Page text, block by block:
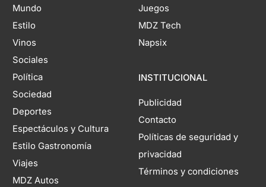
Mundo
Estilo
Vinos
Sociales
Política
Sociedad
Deportes
Espectáculos y Cultura
Estilo Gastronomía
Viajes
MDZ Autos
Juegos
MDZ Tech
Napsix
INSTITUCIONAL
Publicidad
Contacto
Políticas de seguridad y
privacidad
Términos y condiciones